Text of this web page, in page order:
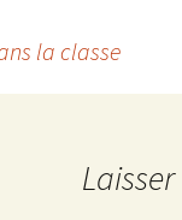
la classe